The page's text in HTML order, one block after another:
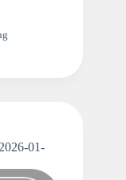
01-